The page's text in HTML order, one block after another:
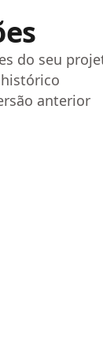
do seu
anterior